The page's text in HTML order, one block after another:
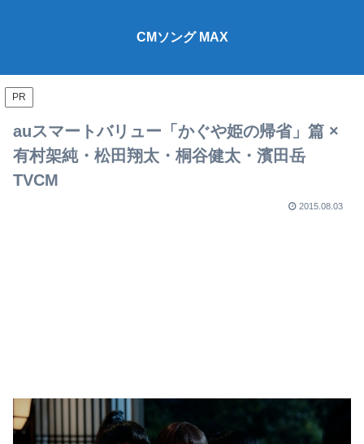
CMソング MAX
PR
auスマートバリュー「かぐや姫の帰省」篇 ×
有村架純・松田翔太・桐谷健太・濱田岳
TVCM
2015.08.03